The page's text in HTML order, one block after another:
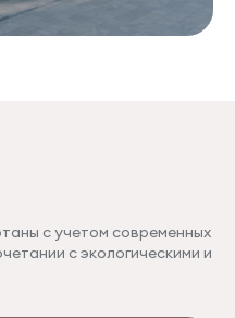
с учетом современных
с экологическими и